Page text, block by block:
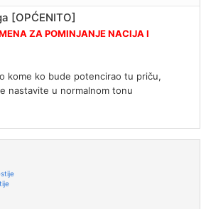
[OPĆENITO]
ZA POMINJANJE NACIJA I
kome ko bude potencirao tu priču,
nastavite u normalnom tonu